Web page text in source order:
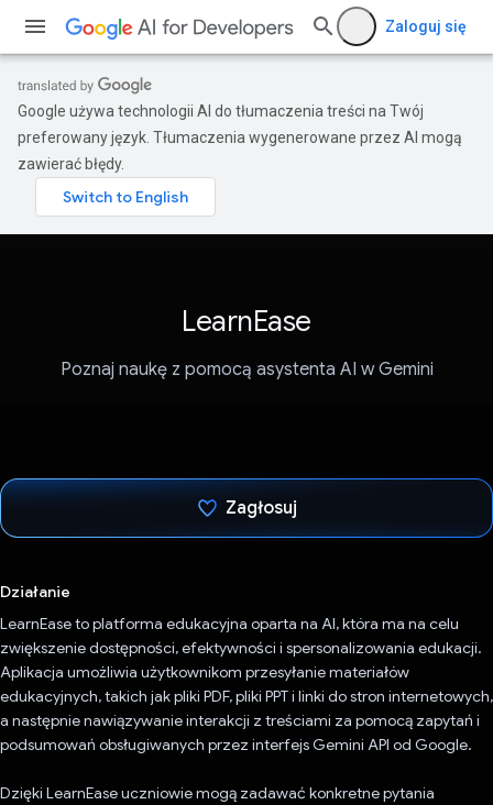
Zaloguj się
Google używa technologii AI do tłumaczenia treści na Twój
preferowany język. Tłumaczenia wygenerowane przez AI mogą
zawierać błędy.
LearnEase
Poznaj naukę z pomocą asystenta AI w Gemini
Zagłosuj
Działanie
LearnEase to platforma edukacyjna oparta na AI, która ma na celu
zwiększenie dostępności, efektywności i spersonalizowania edukacji.
Aplikacja umożliwia użytkownikom przesyłanie materiałów
edukacyjnych, takich jak pliki PDF, pliki PPT i linki do stron internetowych,
a następnie nawiązywanie interakcji z treściami za pomocą zapytań i
podsumowań obsługiwanych przez interfejs Gemini API od Google.
Dzięki LearnEase uczniowie mogą zadawać konkretne pytania